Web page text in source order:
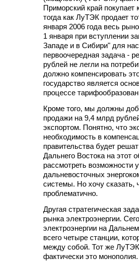
Приморский край покупает
тогда как ЛуТЭК продает
января 2006 года весь
1 января при вступлении
Западе и в Сибири" для
первоочередная задача -
рублей не легли на
должно компенсировать
государство является
процессе
Кроме того, мы должны
продажи на 9,4 млрд
экспортом. Понятно, что
необходимость в
правительства будет
Дальнего Востока на этот
рассмотреть
дальневосточных
системы. Но хочу сказать,
проблематично.
Другая стратегическая
рынка электроэнергии.
электроэнергии на
всего четыре станции,
между собой. Тот же
фактически это монополия.